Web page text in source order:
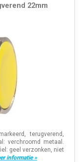
22mm
terugverend,
verchroomd metaal.
geel verzonken, niet
informatie »